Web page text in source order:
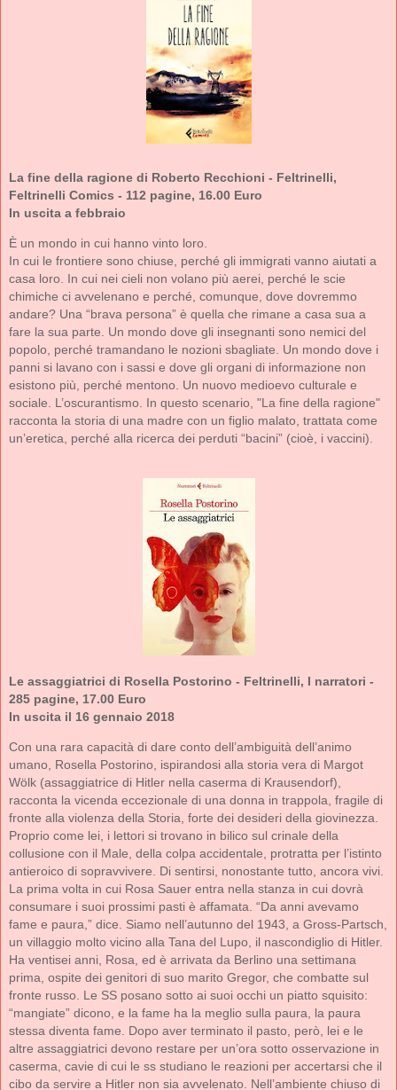
La fine della ragione di Roberto Recchioni - Feltrinelli,
Feltrinelli Comics - 112 pagine, 16.00 Euro
In uscita a febbraio
È un mondo in cui hanno vinto loro.
In cui le frontiere sono chiuse, perché gli immigrati vanno aiutati a
casa loro. In cui nei cieli non volano più aerei, perché le scie
chimiche ci avvelenano e perché, comunque, dove dovremmo
andare? Una “brava persona” è quella che rimane a casa sua a
fare la sua parte. Un mondo dove gli insegnanti sono nemici del
popolo, perché tramandano le nozioni sbagliate. Un mondo dove i
panni si lavano con i sassi e dove gli organi di informazione non
esistono più, perché mentono. Un nuovo medioevo culturale e
sociale. L’oscurantismo. In questo scenario, "La fine della ragione"
racconta la storia di una madre con un figlio malato, trattata come
un’eretica, perché alla ricerca dei perduti “bacini” (cioè, i vaccini).
Le assaggiatrici di Rosella Postorino - Feltrinelli, I narratori -
285 pagine, 17.00 Euro
In uscita il 16 gennaio 2018
Con una rara capacità di dare conto dell’ambiguità dell’animo
umano, Rosella Postorino, ispirandosi alla storia vera di Margot
Wölk (assaggiatrice di Hitler nella caserma di Krausendorf),
racconta la vicenda eccezionale di una donna in trappola, fragile di
fronte alla violenza della Storia, forte dei desideri della giovinezza.
Proprio come lei, i lettori si trovano in bilico sul crinale della
collusione con il Male, della colpa accidentale, protratta per l’istinto
antieroico di sopravvivere. Di sentirsi, nonostante tutto, ancora vivi.
La prima volta in cui Rosa Sauer entra nella stanza in cui dovrà
consumare i suoi prossimi pasti è affamata. “Da anni avevamo
fame e paura,” dice. Siamo nell’autunno del 1943, a Gross-Partsch,
un villaggio molto vicino alla Tana del Lupo, il nascondiglio di Hitler.
Ha ventisei anni, Rosa, ed è arrivata da Berlino una settimana
prima, ospite dei genitori di suo marito Gregor, che combatte sul
fronte russo. Le SS posano sotto ai suoi occhi un piatto squisito:
“mangiate” dicono, e la fame ha la meglio sulla paura, la paura
stessa diventa fame. Dopo aver terminato il pasto, però, lei e le
altre assaggiatrici devono restare per un’ora sotto osservazione in
caserma, cavie di cui le ss studiano le reazioni per accertarsi che il
cibo da servire a Hitler non sia avvelenato. Nell’ambiente chiuso di